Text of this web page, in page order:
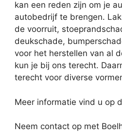
kan een reden zijn om je
autobedrijf te brengen.
de voorruit,
deukschade,
voor het herstellen van al
kun je bij ons terecht.
terecht voor diverse
Meer informatie vind u op
Neem contact op met